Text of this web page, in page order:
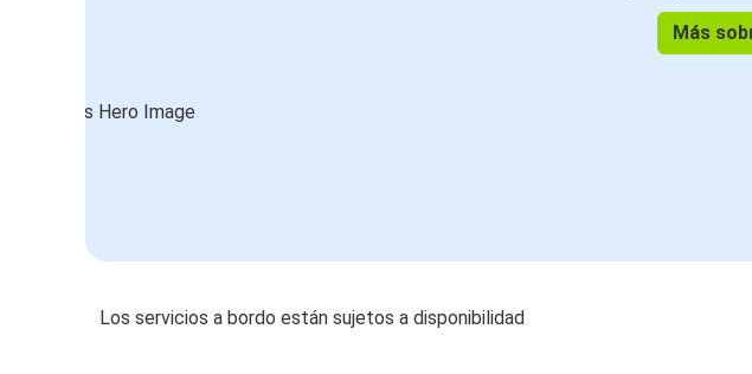
Más
Los servicios a bordo están sujetos a disponibilidad